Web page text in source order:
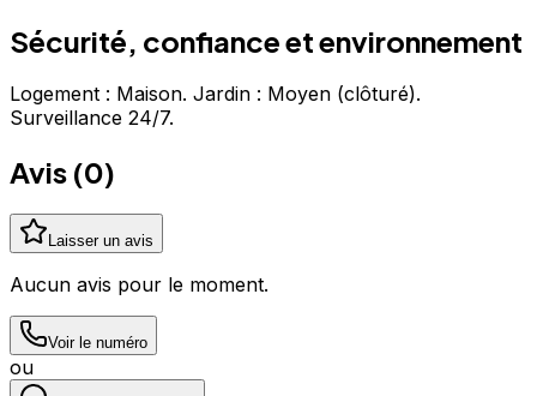
Sécurité, confiance et environnement
Logement : Maison. Jardin : Moyen (clôturé).
Surveillance 24/7.
Avis (0)
Laisser un avis
Aucun avis pour le moment.
Voir le numéro
ou